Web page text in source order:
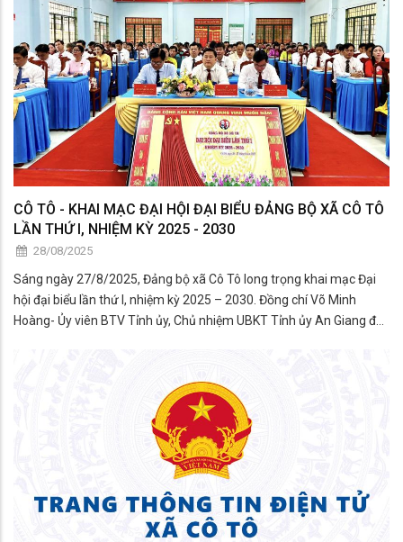
CÔ TÔ - KHAI MẠC ĐẠI HỘI ĐẠI BIỂU ĐẢNG BỘ XÃ CÔ TÔ
LẦN THỨ I, NHIỆM KỲ 2025 - 2030
28/08/2025
Sáng ngày 27/8/2025, Đảng bộ xã Cô Tô long trọng khai mạc Đại
hội đại biểu lần thứ I, nhiệm kỳ 2025 – 2030. Đồng chí Võ Minh
Hoàng- Ủy viên BTV Tỉnh ủy, Chủ nhiệm UBKT Tỉnh ủy An Giang đến